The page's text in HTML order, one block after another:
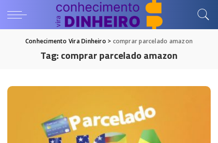
Conhecimento Vira Dinheiro > comprar parcelado amazon
Tag:comprar parcelado amazon